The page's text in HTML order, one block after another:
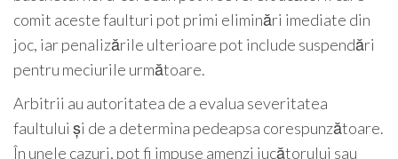
comit aceste faulturi pot primi eliminări imediate din
joc, iar penalizările ulterioare pot include suspendări
pentru meciurile următoare.
Arbitrii au autoritatea de a evalua severitatea
faultului și de a determina pedeapsa corespunzătoare.
În unele cazuri, pot fi impuse amenzi jucătorului sau